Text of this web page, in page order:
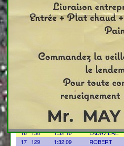
1:51:01 BONY
3
143 1:48:24 VIALLY
BAROU
TOLLIO
DANGIN
139 BOULAT
138 1:37:45 LEBLANC
VERMERSCH
1:35:47 POINTE
1:35:31 DOUSSON
1:34:14 GESTIN
1:32:50 LUSCHER
1:32:19 MICHON
16 130 1:32:10 LADAVIERE
17
129 1:32:09 ROBERT